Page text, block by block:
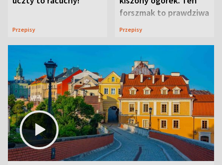
Przepisy
forszmak to prawdziwa
uczta
Przepisy